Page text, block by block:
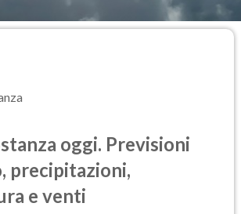
oggi. Previsioni
precipitazioni,
e venti